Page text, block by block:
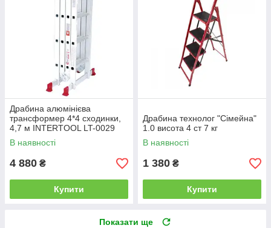
Драбина алюмінієва
трансформер 4*4 сходинки,
4,7 м INTERTOOL LT-0029
В наявності
4 880 ₴
Купити
Драбина технолог "Сімейна"
1.0 висота 4 ст 7 кг
В наявності
1 380 ₴
Купити
Показати ще